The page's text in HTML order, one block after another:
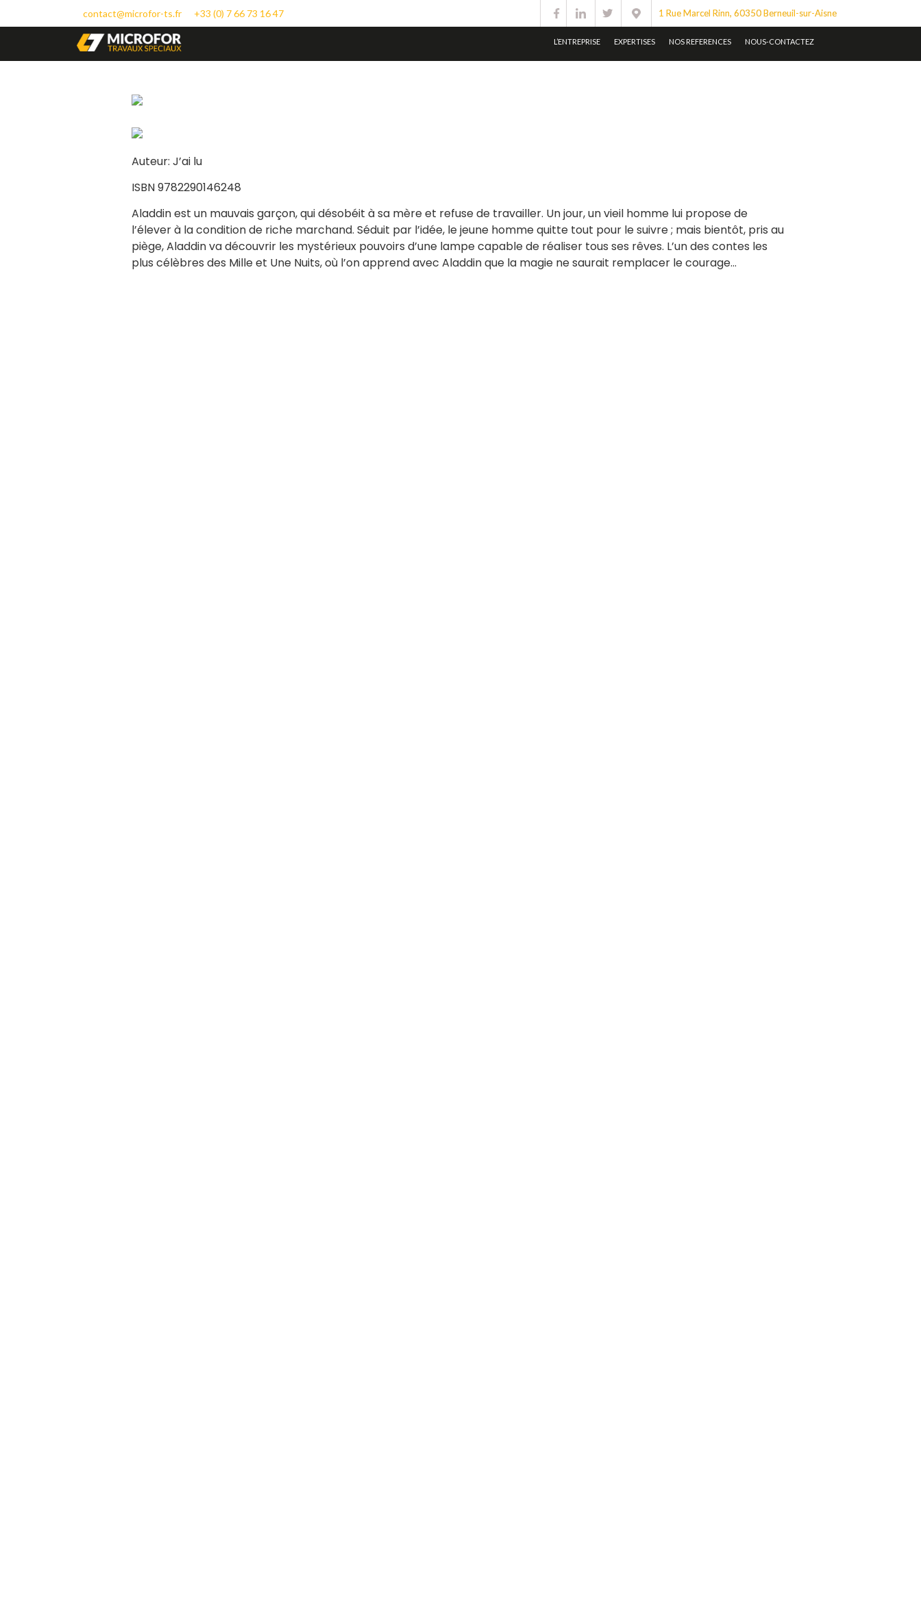
contact@microfor-ts.fr +33 (0) 7 66 73 16 47 1 Rue Marcel Rinn, 60350 Berneuil-sur-Aisne
L’ENTREPRISE EXPERTISES NOS REFERENCES NOUS-CONTACTEZ
Auteur: J’ai lu
ISBN 9782290146248
Aladdin est un mauvais garçon, qui désobéit à sa mère et refuse de travailler. Un jour, un vieil homme lui propose de
l’élever à la condition de riche marchand. Séduit par l’idée, le jeune homme quitte tout pour le suivre ; mais bientôt, pris au
piège, Aladdin va découvrir les mystérieux pouvoirs d’une lampe capable de réaliser tous ses rêves. L’un des contes les
plus célèbres des Mille et Une Nuits, où l’on apprend avec Aladdin que la magie ne saurait remplacer le courage…